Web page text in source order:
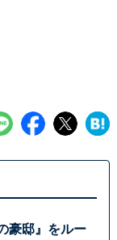
豪邸』をルー